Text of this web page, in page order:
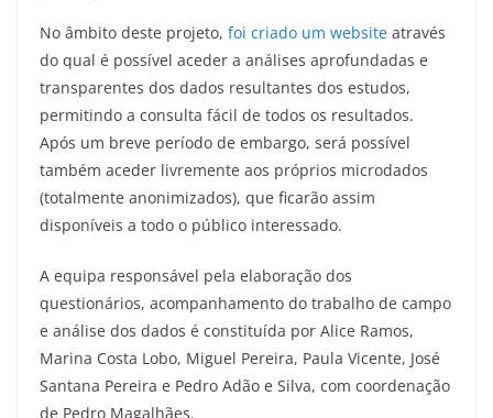
No âmbito deste projeto, foi criado um website através
do qual é possível aceder a análises aprofundadas e
transparentes dos dados resultantes dos estudos,
permitindo a consulta fácil de todos os resultados.
Após um breve período de embargo, será possível
também aceder livremente aos próprios microdados
(totalmente anonimizados), que ficarão assim
disponíveis a todo o público interessado.
A equipa responsável pela elaboração dos
questionários, acompanhamento do trabalho de campo
e análise dos dados é constituída por Alice Ramos,
Marina Costa Lobo, Miguel Pereira, Paula Vicente, José
Santana Pereira e Pedro Adão e Silva, com coordenação
de Pedro Magalhães.